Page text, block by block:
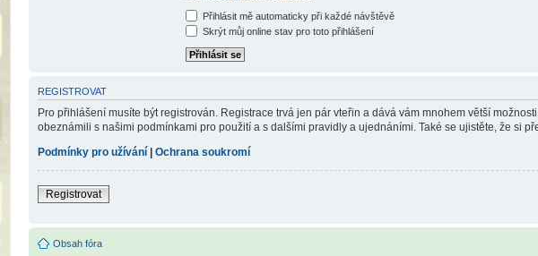
Přihlásit mě automaticky při každé návštěvě
Skrýt můj online stav pro toto přihlášení
REGISTROVAT
Pro přihlášení musíte být registrován. Registrace trvá jen pár vteřin a dává vám mnohem větší
obeznámili s našimi podmínkami pro použití a s dalšími pravidly a ujednáními. Také se ujistěte, že si
Podmínky pro užívání | Ochrana soukromí
Registrovat
Obsah fóra